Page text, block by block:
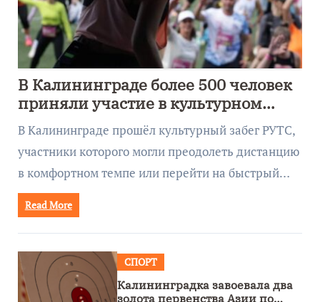
В Калининграде более 500 человек
приняли участие в культурном
забеге
В Калининграде прошёл культурный забег РУТС,
участники которого могли преодолеть дистанцию
в комфортном темпе или перейти на быстрый…
Read More
СПОРТ
Калининградка завоевала два
золота первенства Азии по